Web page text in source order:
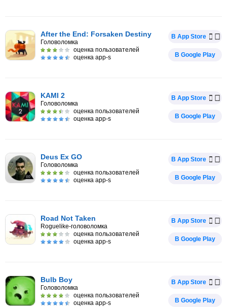
After the End: Forsaken Destiny
Головоломка
оценка пользователей
оценка app-s
В App Store
В Google Play
KAMI 2
Головоломка
оценка пользователей
оценка app-s
В App Store
В Google Play
Deus Ex GO
Головоломка
оценка пользователей
оценка app-s
В App Store
В Google Play
Road Not Taken
Roguelike-головоломка
оценка пользователей
оценка app-s
В App Store
В Google Play
Bulb Boy
Головоломка
оценка пользователей
оценка app-s
В App Store
В Google Play